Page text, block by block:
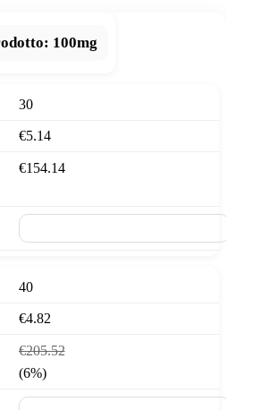
100mg
30
€5.14
€154.14
40
€4.82
€205.52
(6%)